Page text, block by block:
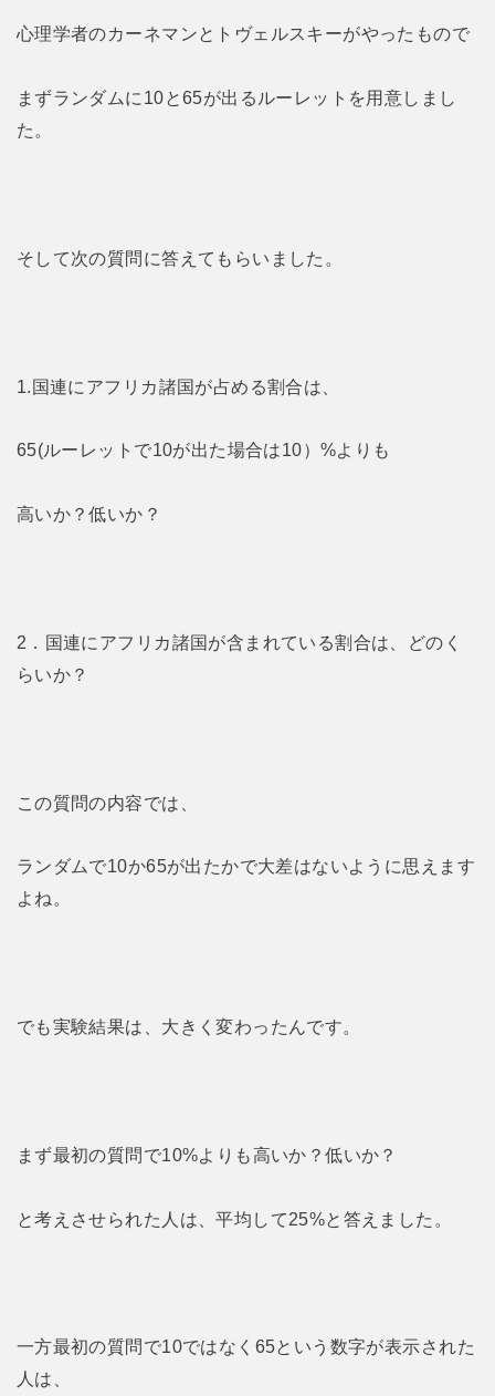
心理学者のカーネマンとトヴェルスキーがやったもので
まずランダムに10と65が出るルーレットを用意しまし
た。
そして次の質問に答えてもらいました。
1.国連にアフリカ諸国が占める割合は、
65(ルーレットで10が出た場合は10）%よりも
高いか？低いか？
2．国連にアフリカ諸国が含まれている割合は、どのく
らいか？
この質問の内容では、
ランダムで10か65が出たかで大差はないように思えます
よね。
でも実験結果は、大きく変わったんです。
まず最初の質問で10%よりも高いか？低いか？
と考えさせられた人は、平均して25%と答えました。
一方最初の質問で10ではなく65という数字が表示された
人は、